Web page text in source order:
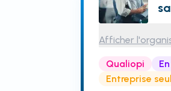
Afficher
Qualiopi
Entreprise